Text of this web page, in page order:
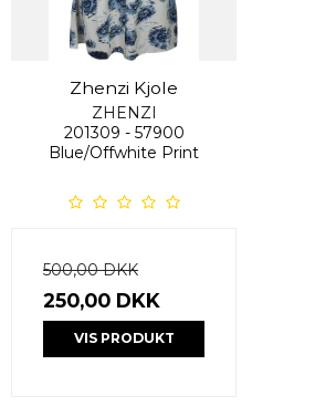
Zhenzi Kjole
ZHENZI
201309 - 57900
Blue/Offwhite Print
500,00 DKK
250,00 DKK
VIS PRODUKT